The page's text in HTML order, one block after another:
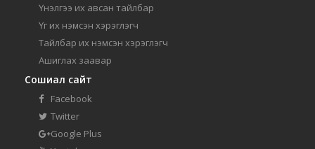
Үнэлгээ их авсан тайлбар
Үг их нэмсэн хэрэглэгч
Тайлбар их нэмсэн хэрэглэгч
Ашиглах заавар
Сошиал сайт
Facebook
Twitter
Google Plus